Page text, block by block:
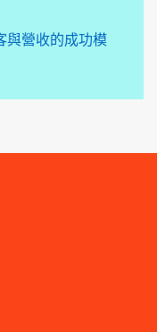
與營收的成功模